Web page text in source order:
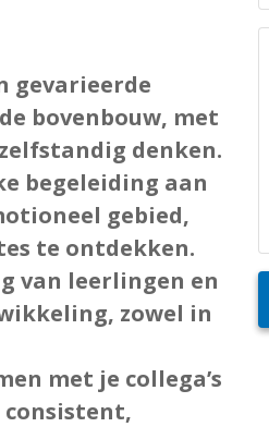
gevarieerde
bovenbouw, met
denken.
begeleiding aan
gebied,
te ontdekken.
van leerlingen en
zowel in
met je collega’s